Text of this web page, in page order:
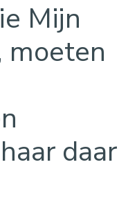
Mijn
moeten
daar